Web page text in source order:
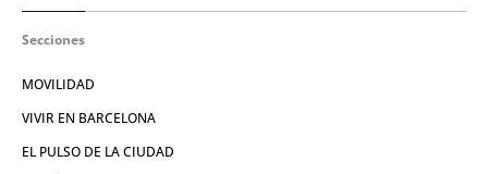
Secciones
MOVILIDAD
VIVIR EN BARCELONA
EL PULSO DE LA CIUDAD